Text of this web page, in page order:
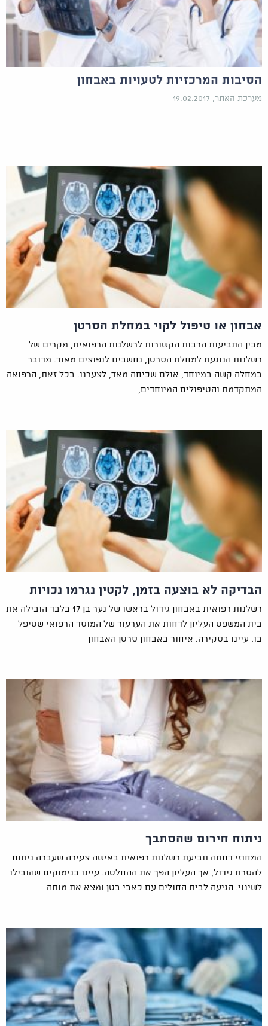
הסיבות המרכזיות לטעויות באבחון
מערכת האתר, 19.02.2017
אבחון או טיפול לקוי במחלת הסרטן
מבין התביעות הרבות הקשורות לרשלנות הרפואית, מקרים של
רשלנות הנוגעת למחלת הסרטן, נחשבים לנפוצים מאוד. מדובר
במחלה קשה במיוחד, אולם שכיחה מאד, לצערנו. בכל זאת, הרפואה
המתקדמת והטיפולים המיוחדים,
הבדיקה לא בוצעה בזמן, לקטין נגרמו נכויות
רשלנות רפואית באבחון גידול בראשו של נער בן 17 בלבד הובילה את
בית המשפט העליון לדחות את הערעור של המוסד הרפואי שטיפל
בו. עיינו בסקירה. איחור באבחון סרטן האבחון
ניתוח חירום שהסתבך
המחוזי דחתה תביעת רשלנות רפואית באישה צעירה שעברה ניתוח
להסרת גידול, אך העליון הפך את ההחלטה. עיינו בנימוקים שהובילו
לשינוי. הגיעה לבית החולים עם כאבי בטן ומצא את מותה